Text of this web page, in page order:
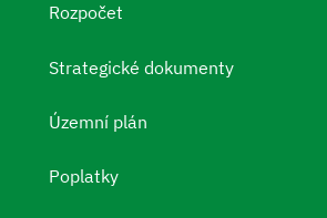
Rozpočet
Strategické dokumenty
Územní plán
Poplatky